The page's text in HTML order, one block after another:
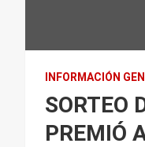
INFORMACIÓN
SORTEO
PREMIÓ